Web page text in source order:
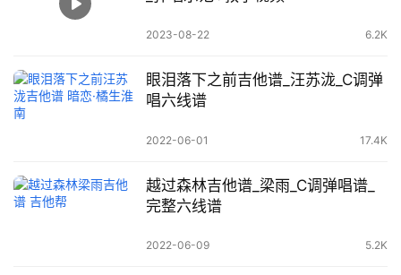
2023-08-22 6.2K
眼泪落下之前吉他谱_汪苏泷_C调弹
唱六线谱
2022-06-01 17.4K
越过森林吉他谱_梁雨_C调弹唱谱_
完整六线谱
2022-06-09 5.2K